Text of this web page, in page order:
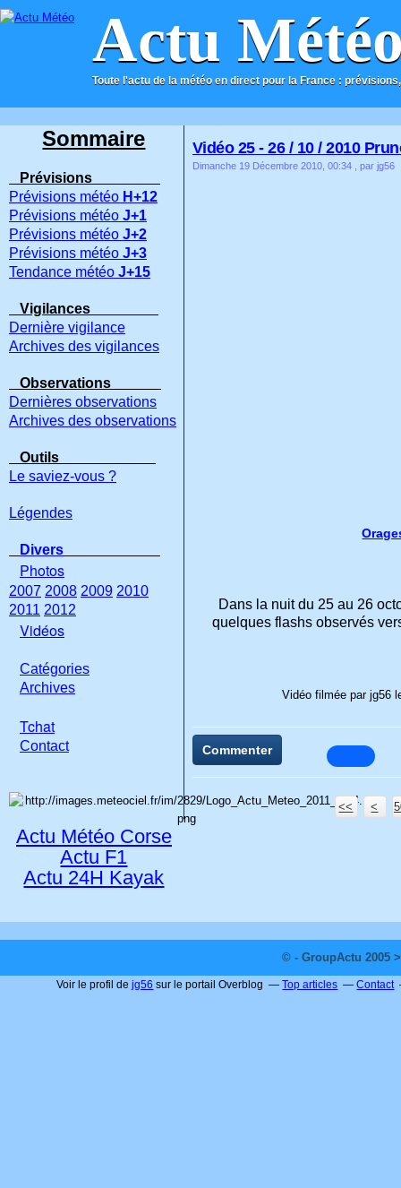
Actu
Toute l'actu de la météo en direct pour la France :
ACCUEIL CONTACT
Vidéo 25 - 26 / 10 / 2010
Dimanche 19 Décembre 2010, 00:34 , par jg56
Dans la nuit du 25 au 26
quelques flashs observés
Vidéo filmée par jg56
Commenter
<< <
Sommaire
Prévisions
Prévisions météo H+12
Prévisions météo J+1
Prévisions météo J+2
Prévisions météo J+3
Tendance météo J+15
Vigilances
Dernière vigilance
Archives des vigilances
Observations
Dernières observations
Archives des observations
Outils
Le saviez-vous ?
Légendes
Divers
Photos
2007 2008 2009 2010
2011 2012
Vidéos
Catégories
Archives
Tchat
Contact
Actu Météo Corse
Actu F1
Actu 24H Kayak
© - GroupActu 2005
Voir le profil dejg56 sur le portail Overblog Top articles Contact